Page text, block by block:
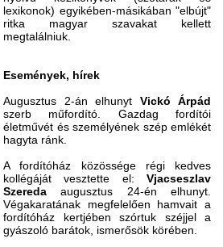
lexikonok) egyikében-másikában "elbújt"
ritka magyar szavakat kellett
megtalálniuk.
Események, hírek
Augusztus 2-án elhunyt Vickó Árpád
szerb műfordító. Gazdag fordítói
életművét és személyének szép emlékét
hagyta ránk.
A fordítóház közössége régi kedves
kollégáját vesztette el: Vjacseszlav
Szereda augusztus 24-én elhunyt.
Végakaratának megfelelően hamvait a
fordítóház kertjében szórtuk széjjel a
gyászoló barátok, ismerősök körében.